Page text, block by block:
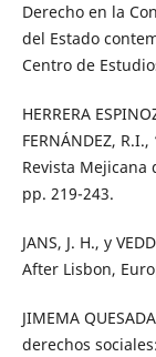
Derecho en la
del Estado
Centro de
HERRERA
FERNÁNDEZ,
Revista Mejicana
pp. 219-243.
JANS, J. H., y
After Lisbon,
JIMEMA
derechos